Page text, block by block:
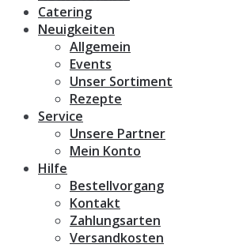
Catering
Neuigkeiten
Allgemein
Events
Unser Sortiment
Rezepte
Service
Unsere Partner
Mein Konto
Hilfe
Bestellvorgang
Kontakt
Zahlungsarten
Versandkosten